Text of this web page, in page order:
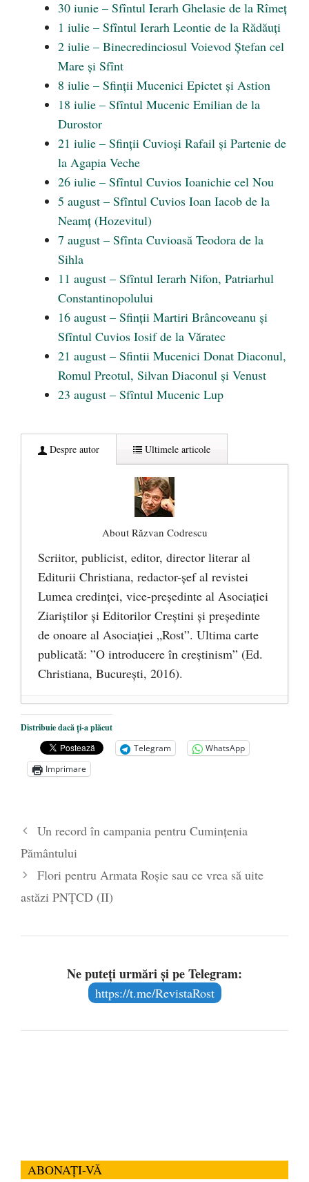
30 iunie – Sfîntul Ierarh Ghelasie de la Rîmeț
1 iulie – Sfîntul Ierarh Leontie de la Rădăuți
2 iulie – Binecredinciosul Voievod Ștefan cel
Mare și Sfînt
8 iulie – Sfinții Mucenici Epictet și Astion
18 iulie – Sfîntul Mucenic Emilian de la
Durostor
21 iulie – Sfinții Cuvioși Rafail și Partenie de
la Agapia Veche
26 iulie – Sfîntul Cuvios Ioanichie cel Nou
5 august – Sfîntul Cuvios Ioan Iacob de la
Neamţ (Hozevitul)
7 august – Sfînta Cuvioasă Teodora de la
Sihla
11 august – Sfîntul Ierarh Nifon, Patriarhul
Constantinopolului
16 august – Sfinții Martiri Brâncoveanu și
Sfîntul Cuvios Iosif de la Văratec
21 august – Sfintii Mucenici Donat Diaconul,
Romul Preotul, Silvan Diaconul și Venust
23 august – Sfîntul Mucenic Lup
Despre autor Ultimele articole
About Răzvan Codrescu
Scriitor, publicist, editor, director literar al
Editurii Christiana, redactor-şef al revistei
Lumea credinţei, vice-preşedinte al Asociaţiei
Ziariştilor şi Editorilor Creştini şi preşedinte
de onoare al Asociaţiei „Rost”. Ultima carte
publicată: ”O introducere în creștinism” (Ed.
Christiana, Bucureşti, 2016).
DANA KONYA-PETRIȘOR, ÎNTRU
VEȘNICĂ POMENIRE
- 17 martie 2021
ÎNĂLȚATU-S-A! - 28 mai 2020
Sic credo – Francisco Franco (1892-1975)
Distribuie dacă ți-a plăcut
Telegram
WhatsApp
Imprimare
Un record în campania pentru Cumințenia
Pământului
Flori pentru Armata Roșie sau ce vrea să uite
astăzi PNȚCD (II)
Ne puteți urmări și pe Telegram:
https://t.me/RevistaRost
ABONAȚI-VĂ